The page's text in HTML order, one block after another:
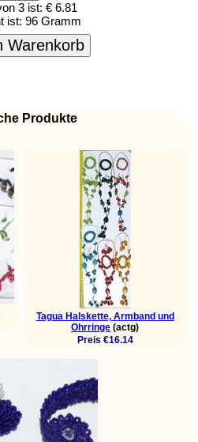
3 ist: € 6.81
ist: 96 Gramm
Warenkorb
Produkte
Tagua Halskette, Armband und
Ohrringe (actg)
Preis €16.14